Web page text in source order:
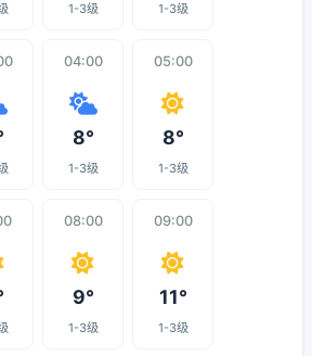
1-3级 1-3级
04:00
8°
1-3级
05:00
8°
1-3级
08:00
9°
1-3级
09:00
11°
1-3级